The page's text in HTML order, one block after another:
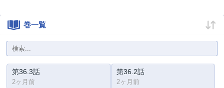
巻一覧
第36.3話
2ヶ月前
第36.2話
2ヶ月前